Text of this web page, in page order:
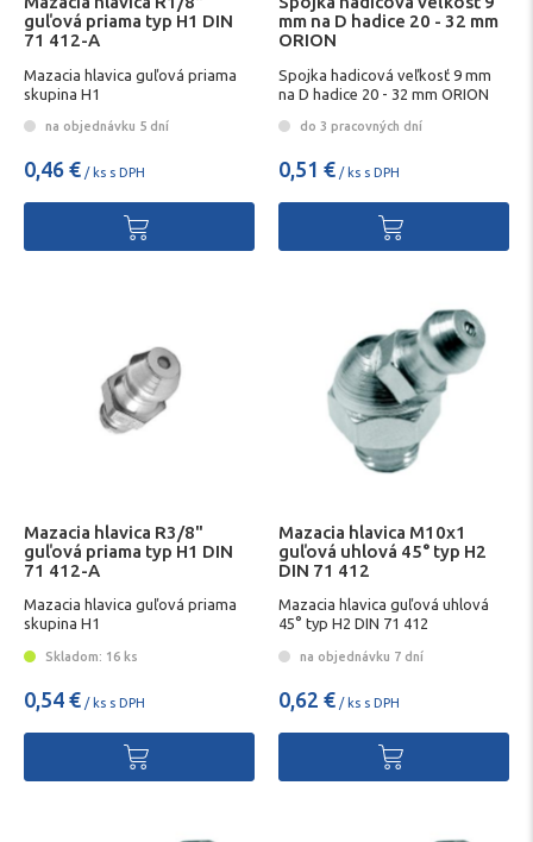
guľová priama typ H1 DIN
71 412-A
Mazacia hlavica guľová priama
skupina H1
na objednávku 5 dní
0,46 € / ks s DPH
mm na D hadice 20 - 32 mm
ORION
Spojka hadicová veľkosť 9 mm
na D hadice 20 - 32 mm ORION
do 3 pracovných dní
0,51 € / ks s DPH
Mazacia hlavica R3/8"
guľová priama typ H1 DIN
71 412-A
Mazacia hlavica guľová priama
skupina H1
Skladom: 16 ks
0,54 € / ks s DPH
Mazacia hlavica M10x1
guľová uhlová 45° typ H2
DIN 71 412
Mazacia hlavica guľová uhlová
45° typ H2 DIN 71 412
na objednávku 7 dní
0,62 € / ks s DPH